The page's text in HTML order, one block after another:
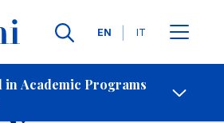
Languages
EN IT
in Academic Programs
Contact Us
2008-